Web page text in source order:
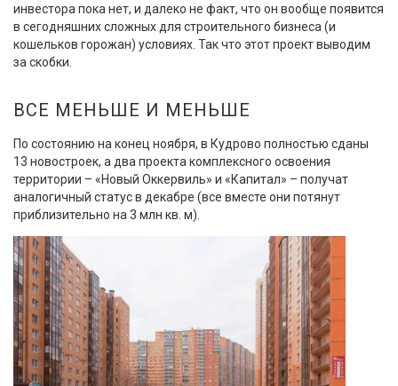
инвестора пока нет, и далеко не факт, что он вообще появится
в сегодняшних сложных для строительного бизнеса (и
кошельков горожан) условиях. Так что этот проект выводим
за скобки.
ВСЕ МЕНЬШЕ И МЕНЬШЕ
По состоянию на конец ноября, в Кудрово полностью сданы
13 новостроек, а два проекта комплексного освоения
территории – «Новый Оккервиль» и «Капитал» – получат
аналогичный статус в декабре (все вместе они потянут
приблизительно на 3 млн кв. м).